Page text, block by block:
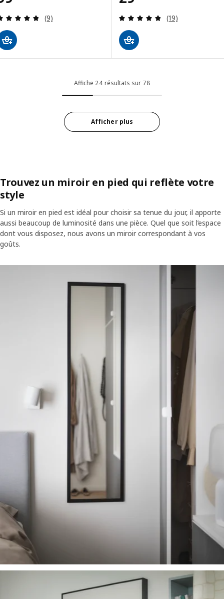
Révision: 4.8 hors de 5 étoiles. Nombre total de
(9) Révision: 4.8
(19)
Affiche 24 résultats sur 78
Afficher plus
Trouvez un miroir en pied qui reflète votre
style
Si un miroir en pied est idéal pour choisir sa tenue du jour, il apporte
aussi beaucoup de luminosité dans une pièce. Quel que soit l’espace
dont vous disposez, nous avons un miroir correspondant à vos
goûts.